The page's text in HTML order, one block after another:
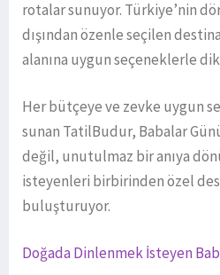
rotalar sunuyor. Türkiye’nin
dışından özenle seçilen
alanına uygun seçeneklerle
Her bütçeye ve zevke uygun
sunan TatilBudur, Babalar
değil, unutulmaz bir anıya
isteyenleri birbirinden özel
buluşturuyor.
Doğada Dinlenmek İsteyen